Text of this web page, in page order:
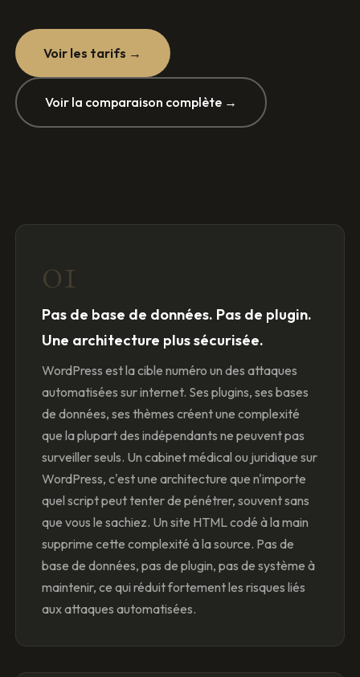
Voir les tarifs →
Voir la comparaison complète →
01
Pas de base de données. Pas de plugin.
Une architecture plus sécurisée.
WordPress est la cible numéro un des attaques
automatisées sur internet. Ses plugins, ses bases
de données, ses thèmes créent une complexité
que la plupart des indépendants ne peuvent pas
surveiller seuls. Un cabinet médical ou juridique sur
WordPress, c'est une architecture que n'importe
quel script peut tenter de pénétrer, souvent sans
que vous le sachiez. Un site HTML codé à la main
supprime cette complexité à la source. Pas de
base de données, pas de plugin, pas de système à
maintenir, ce qui réduit fortement les risques liés
aux attaques automatisées.